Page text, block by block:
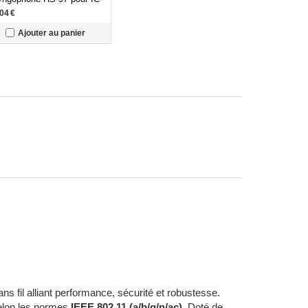
F3002/F3102D/F3162D/F3400D/IP510H
€
Ajouter au panier
fil alliant performance, sécurité et robustesse.